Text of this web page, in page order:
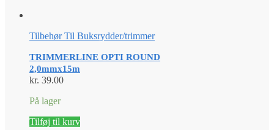
Tilbehør Til Buksrydder/trimmer
TRIMMERLINE OPTI ROUND
2,0mmx15m
kr. 39.00
På lager
Tilføj til kurv